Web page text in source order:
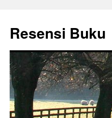
content
Resensi Buku